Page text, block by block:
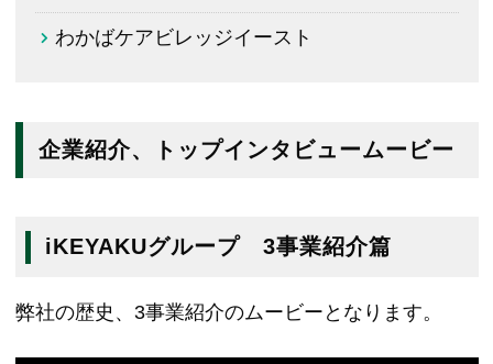
わかばケアビレッジイースト
企業紹介、トップインタビュームービー
iKEYAKUグループ 3事業紹介篇
弊社の歴史、3事業紹介のムービーとなります。